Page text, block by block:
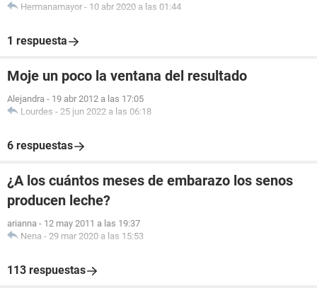
Hermanamayor - 10 abr 2020 a las 01:44
1 respuesta
Moje un poco la ventana del resultado
Alejandra - 19 abr 2012 a las 17:05
Lourdes - 25 jun 2022 a las 06:18
6 respuestas
¿A los cuántos meses de embarazo los senos
producen leche?
arianna - 12 may 2011 a las 19:37
Nena - 29 mar 2020 a las 15:53
113 respuestas